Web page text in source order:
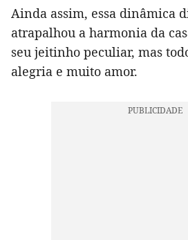
Ainda assim, essa dinâmica
atrapalhou a harmonia da
seu jeitinho peculiar, mas
alegria e muito amor.